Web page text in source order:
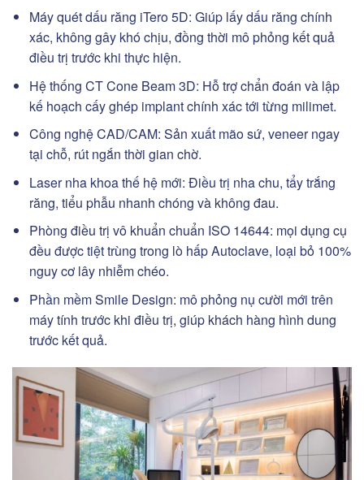
Máy quét dấu răng iTero 5D: Giúp lấy dấu răng chính
xác, không gây khó chịu, đồng thời mô phỏng kết quả
điều trị trước khi thực hiện.
Hệ thống CT Cone Beam 3D: Hỗ trợ chẩn đoán và lập
kế hoạch cấy ghép implant chính xác tới từng milimet.
Công nghệ CAD/CAM: Sản xuất mão sứ, veneer ngay
tại chỗ, rút ngắn thời gian chờ.
Laser nha khoa thế hệ mới: Điều trị nha chu, tẩy trắng
răng, tiểu phẫu nhanh chóng và không đau.
Phòng điều trị vô khuẩn chuẩn ISO 14644: mọi dụng cụ
đều được tiệt trùng trong lò hấp Autoclave, loại bỏ 100%
nguy cơ lây nhiễm chéo.
Phần mềm Smile Design: mô phỏng nụ cười mới trên
máy tính trước khi điều trị, giúp khách hàng hình dung
trước kết quả.